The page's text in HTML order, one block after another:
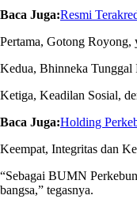
Baca Juga:Resmi
Pertama, Gotong Royong,
Kedua, Bhinneka Tunggal
Ketiga, Keadilan Sosial,
Baca Juga:Holding
Keempat, Integritas dan
“Sebagai BUMN
bangsa,” tegasnya.